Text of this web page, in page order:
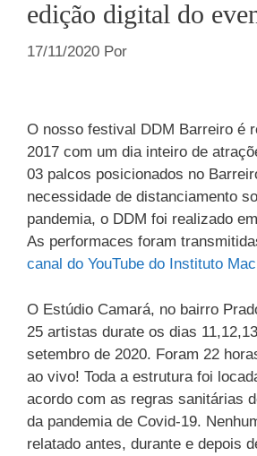
edição digital do
17/11/2020 Por
O nosso festival DDM Barreiro é
2017 com um dia inteiro de
03 palcos posicionados no
necessidade de distanciamento
pandemia, o DDM foi realizado
As performaces foram
canal do YouTube do Instituto
O Estúdio Camará, no bairro
25 artistas durate os dias
setembro de 2020. Foram 22
ao vivo! Toda a estrutura foi
acordo com as regras sanitárias
da pandemia de Covid-19.
relatado antes, durante e depois